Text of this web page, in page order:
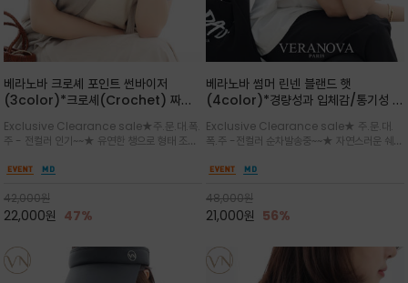
베라노바 크로셰 포인트 썬바이저
(3color)*크로셰(Crochet) 짜임
미닌한 무드를 연출/벨크로 타입이라 휴
대도 간편
Exclusive Clearance sale★주.문.대.폭.
주 - 전컬러 인기~~★ 유연한 챙으로 형태 조절
말아 휴대하기 좋고, 챙의 모양을 살짝 바꿀 수 있
용성을 모두 갖춘 아이템
42,000원
22,000원 47%
베라노바 썸머 린넨 블랜드 햇
(4color)*경량성과 입체감/통기성 좋
쾌적하게 착용/ 뒷트임 있어서 헤어스타
일링에도 편하게 쓰실수 있습니다
Exclusive Clearance sale★ 주.문.대.
폭.주 -전컬러 순차발송중~~★ 자연스러운 쉐입
련된 포인트/베이직한 컬러 구성으로 어떤 스타
용도 높은 아이템
48,000원
21,000원 56%